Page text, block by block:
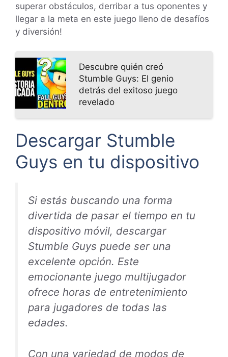
superar obstáculos, derribar a tus oponentes y
llegar a la meta en este juego lleno de desafíos
y diversión!
Descubre quién creó
Stumble Guys: El genio
detrás del exitoso juego
revelado
Descargar Stumble
Guys en tu dispositivo
Si estás buscando una forma
divertida de pasar el tiempo en tu
dispositivo móvil, descargar
Stumble Guys puede ser una
excelente opción. Este
emocionante juego multijugador
ofrece horas de entretenimiento
para jugadores de todas las
edades.
Con una variedad de modos de